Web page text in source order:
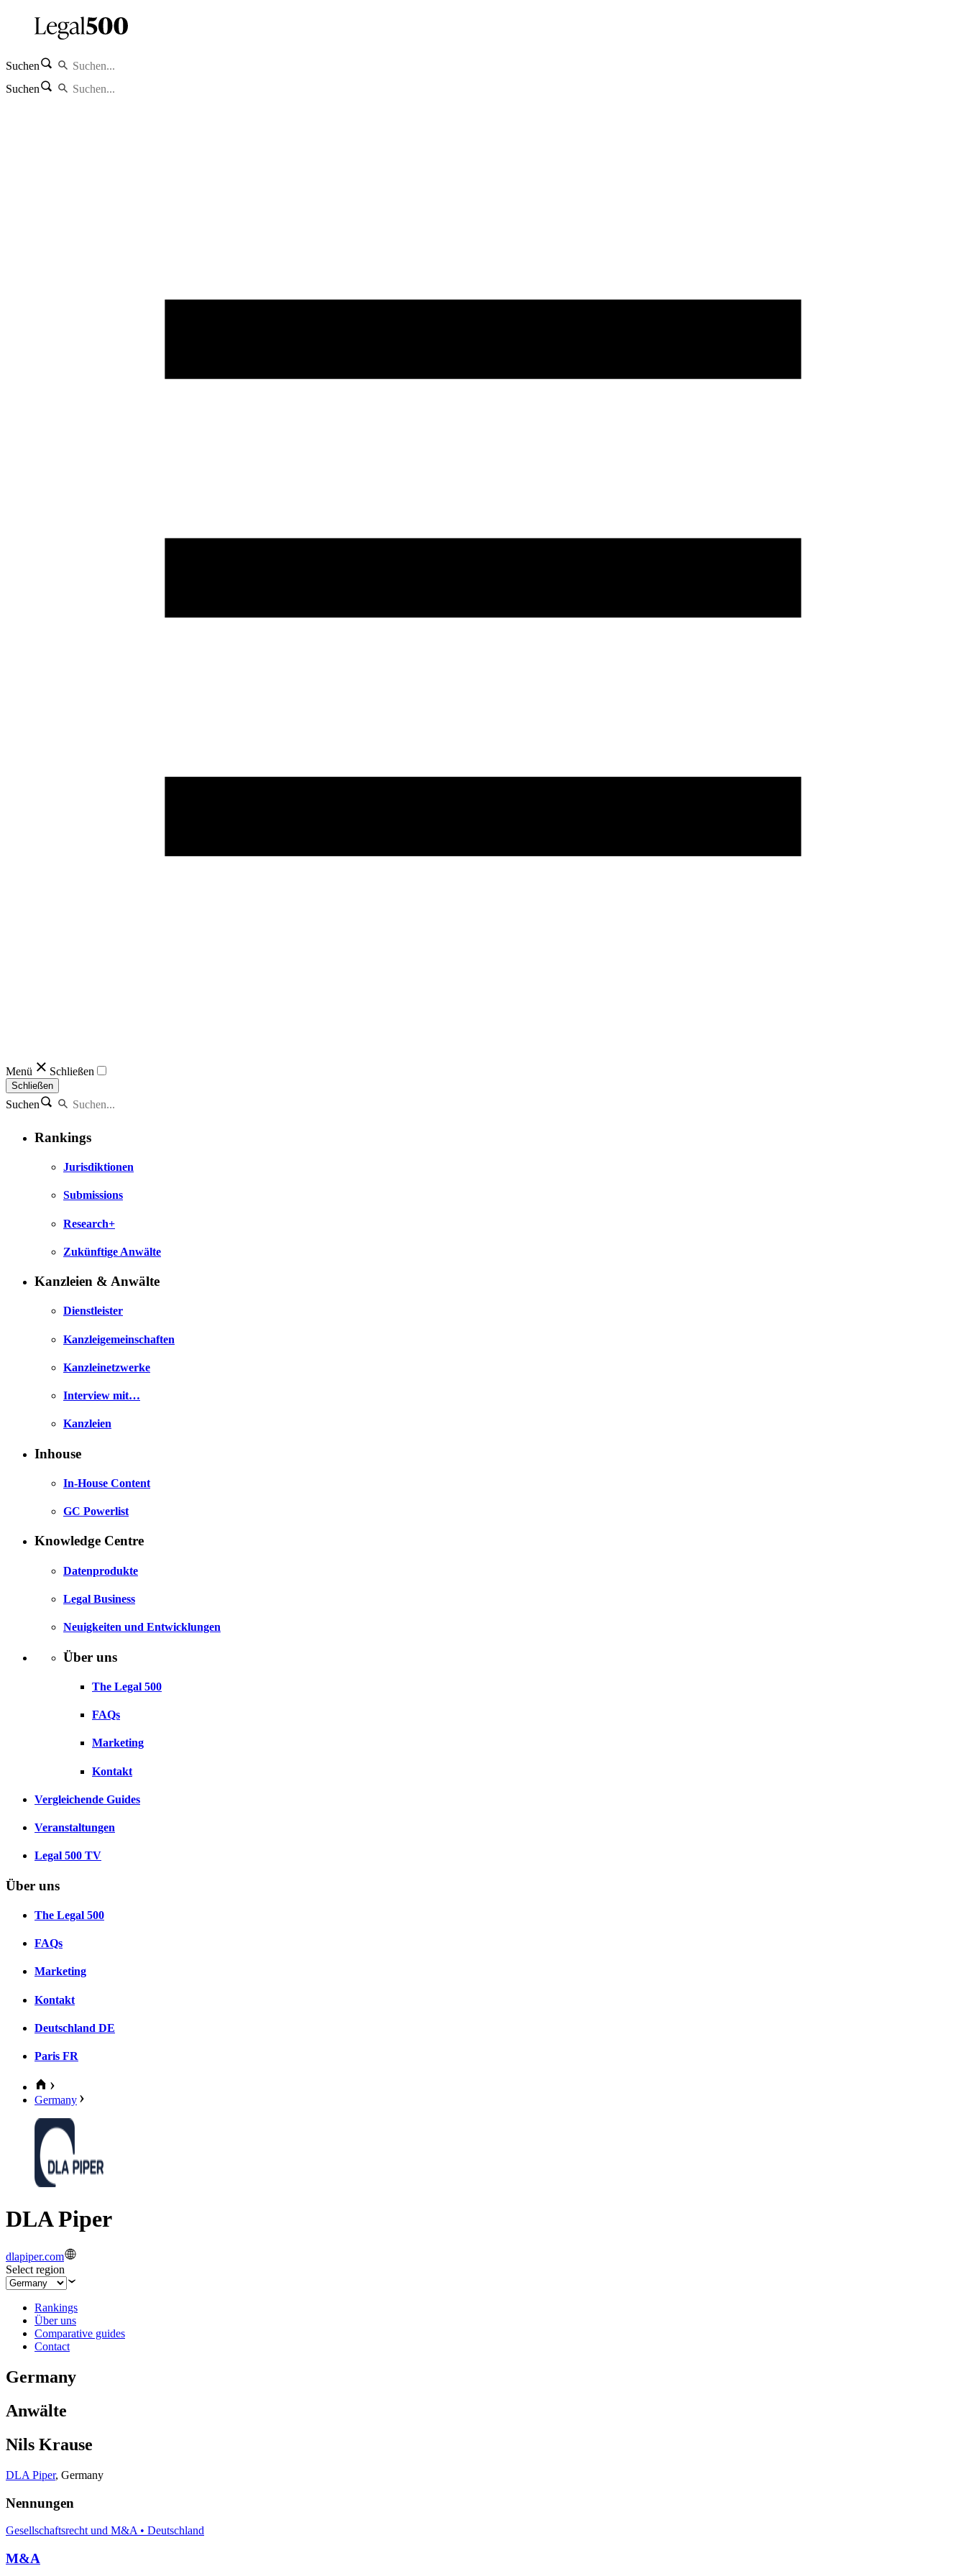
Suchen
Suchen
Menü Schließen
Schließen
Suchen
Rankings
Jurisdiktionen
Submissions
Research+
Zukünftige Anwälte
Kanzleien & Anwälte
Dienstleister
Kanzleigemeinschaften
Kanzleinetzwerke
Interview mit…
Kanzleien
Inhouse
In-House Content
GC Powerlist
Knowledge Centre
Datenprodukte
Legal Business
Neuigkeiten und Entwicklungen
Über uns
The Legal 500
FAQs
Marketing
Kontakt
Vergleichende Guides
Veranstaltungen
Legal 500 TV
Über uns
The Legal 500
FAQs
Marketing
Kontakt
Deutschland DE
Paris FR
Germany
DLA Piper
dlapiper.com
Select region
Rankings
Über uns
Comparative guides
Contact
Germany
Anwälte
Nils Krause
DLA Piper, Germany
Nennungen
Gesellschaftsrecht und M&A • Deutschland
M&A